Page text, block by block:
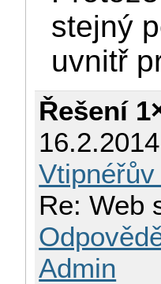
stejný
uvnitř
Řešení
Re: Web
Admin